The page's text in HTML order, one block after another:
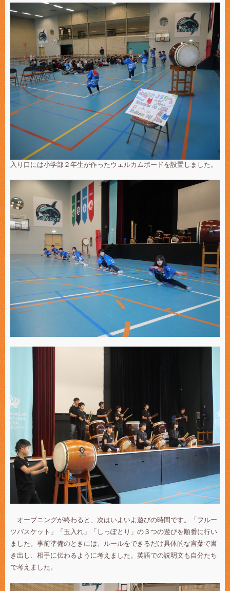
入り口には小学部２年生が作ったウェルカムボードを設置しました。
オープニングが終わると、次はいよいよ遊びの時間です。「フルー
ツバスケット」「玉入れ」「しっぽとり」の３つの遊びを順番に行い
ました。事前準備のときには、ルールをできるだけ具体的な言葉で書
き出し、相手に伝わるように考えました。英語での説明文も自分たち
で考えました。